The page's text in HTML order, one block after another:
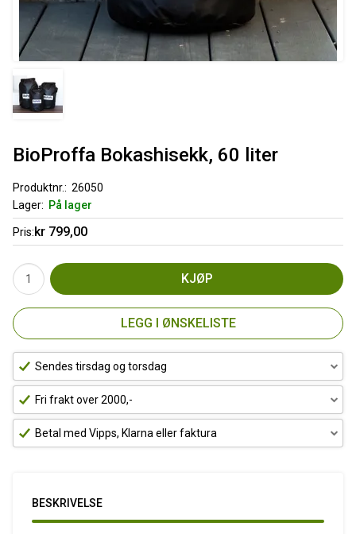
BioProffa Bokashisekk, 60 liter
Produktnr.
26050
Lager
På lager
Pris kr 799,00
KJØP
LEGG I ØNSKELISTE
Sendes tirsdag og torsdag
Fri frakt over 2000,-
Betal med Vipps, Klarna eller faktura
BESKRIVELSE